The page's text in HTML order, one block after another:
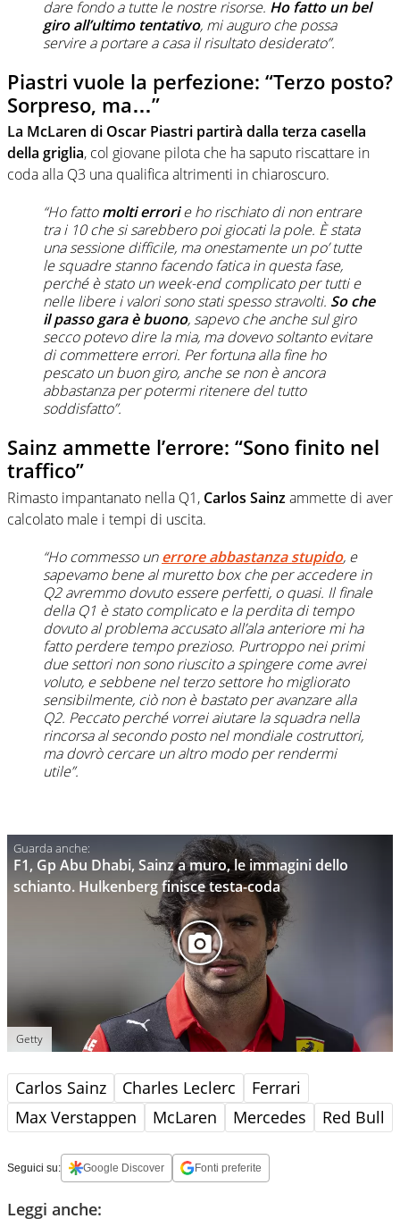
dare fondo a tutte le nostre risorse. Ho fatto un bel
giro all’ultimo tentativo, mi auguro che possa
servire a portare a casa il risultato desiderato”.
Piastri vuole la perfezione: “Terzo posto?
Sorpreso, ma…”
La McLaren di Oscar Piastri partirà dalla terza casella
della griglia, col giovane pilota che ha saputo riscattare in
coda alla Q3 una qualifica altrimenti in chiaroscuro.
“Ho fattomolti errorie ho rischiato di non entrare
tra i 10 che si sarebbero poi giocati la pole. È stata
una sessione difficile, ma onestamente un po’ tutte
le squadre stanno facendo fatica in questa fase,
perché è stato un week-end complicato per tutti e
nelle libere i valori sono stati spesso stravolti. So che
il passo gara è buono, sapevo che anche sul giro
secco potevo dire la mia, ma dovevo soltanto evitare
di commettere errori. Per fortuna alla fine ho
pescato un buon giro, anche se non è ancora
abbastanza per potermi ritenere del tutto
soddisfatto”.
Sainz ammette l’errore: “Sono finito nel
traffico”
Rimasto impantanato nella Q1, Carlos Sainzammette di aver
calcolato male i tempi di uscita.
“Ho commesso unerrore abbastanza stupido, e
sapevamo bene al muretto box che per accedere in
Q2 avremmo dovuto essere perfetti, o quasi. Il finale
della Q1 è stato complicato e la perdita di tempo
dovuto al problema accusato all’ala anteriore mi ha
fatto perdere tempo prezioso. Purtroppo nei primi
due settori non sono riuscito a spingere come avrei
voluto, e sebbene nel terzo settore ho migliorato
sensibilmente, ciò non è bastato per avanzare alla
Q2. Peccato perché vorrei aiutare la squadra nella
rincorsa al secondo posto nel mondiale costruttori,
ma dovrò cercare un altro modo per rendermi
utile”.
F1, Gp Abu Dhabi, Sainz a muro, le immagini dello
schianto. Hulkenberg finisce testa-coda
Getty
Carlos Sainz Charles Leclerc
Ferrari
Max Verstappen
McLaren Mercedes Red Bull
Seguici su: Google Discover Fonti preferite
Leggi anche: